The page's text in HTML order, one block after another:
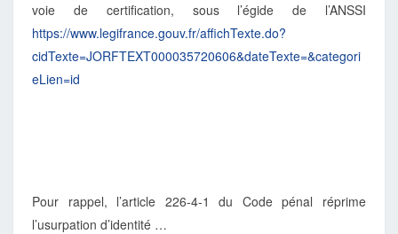
voie de certification, sous l’égide de l’ANSSI
https://www.legifrance.gouv.fr/affichTexte.do?
cidTexte=JORFTEXT000035720606&dateTexte=&categori
eLien=id
Pour rappel, l’article 226-4-1 du Code pénal réprime
l’usurpation d’identité …